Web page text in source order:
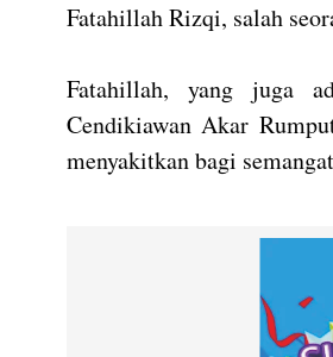
Fatahillah Rizqi, salah
Fatahillah, yang juga
Cendikiawan Akar
menyakitkan bagi